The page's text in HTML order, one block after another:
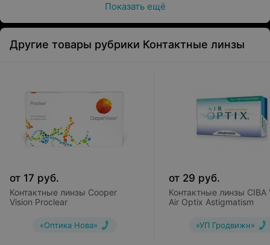
Показать ещё
Другие товары рубрики Контактные линзы
от 17 руб.
Контактные линзы Cooper
Vision Proclear
«Оптика Нова»
от 29 руб.
Контактные линзы CIBA
Air Optix Astigmatism
«УП Гродвижн»